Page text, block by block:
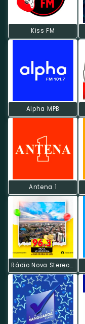
Kiss FM
Alpha MPB
Antena 1
Rádio Nova Stereosom